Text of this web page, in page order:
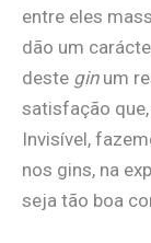
entre eles
dão um
deste ginum
satisfação
Invisível,
nos gins, na
seja tão boa